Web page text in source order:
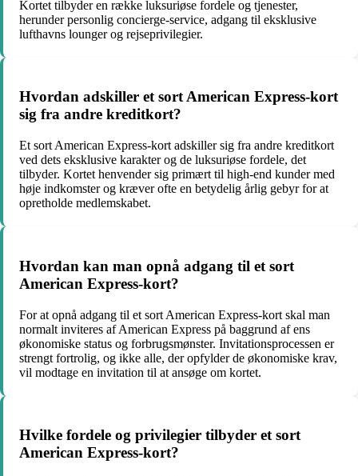
Kortet tilbyder en række luksuriøse fordele og tjenester,
herunder personlig concierge-service, adgang til eksklusive
lufthavns lounger og rejseprivilegier.
Hvordan adskiller et sort American Express-kort
sig fra andre kreditkort?
Et sort American Express-kort adskiller sig fra andre kreditkort
ved dets eksklusive karakter og de luksuriøse fordele, det
tilbyder. Kortet henvender sig primært til high-end kunder med
høje indkomster og kræver ofte en betydelig årlig gebyr for at
opretholde medlemskabet.
Hvordan kan man opnå adgang til et sort
American Express-kort?
For at opnå adgang til et sort American Express-kort skal man
normalt inviteres af American Express på baggrund af ens
økonomiske status og forbrugsmønster. Invitationsprocessen er
strengt fortrolig, og ikke alle, der opfylder de økonomiske krav,
vil modtage en invitation til at ansøge om kortet.
Hvilke fordele og privilegier tilbyder et sort
American Express-kort?